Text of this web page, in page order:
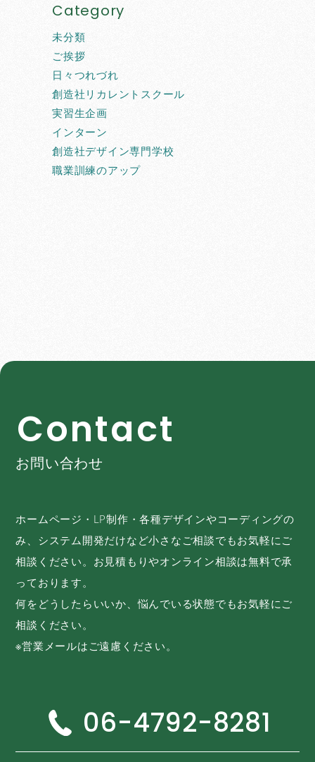
Category
未分類
ご挨拶
日々つれづれ
創造社リカレントスクール
実習生企画
インターン
創造社デザイン専門学校
職業訓練のアップ
Contact
お問い合わせ
ホームページ・LP制作・各種デザインやコーディングの
み、システム開発だけなど小さなご相談でもお気軽にご
相談ください。お見積もりやオンライン相談は無料で承
っております。
何をどうしたらいいか、悩んでいる状態でもお気軽にご
相談ください。
※営業メールはご遠慮ください。
06-4792-8281